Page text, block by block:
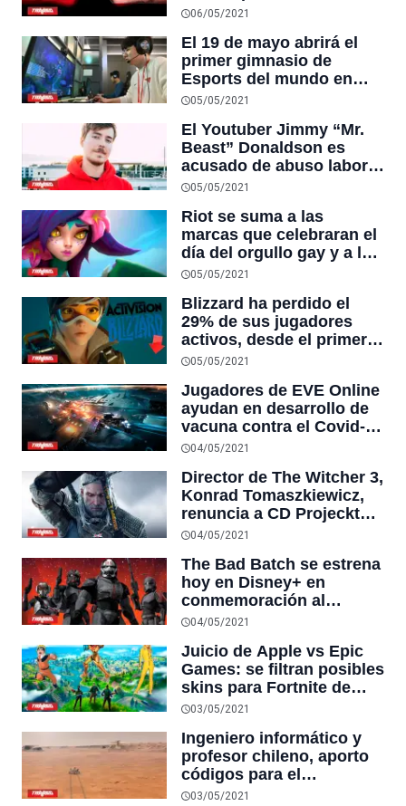
participación en Riot
06/05/2021
El 19 de mayo abrirá el
primer gimnasio de
Esports del mundo en
Tokio
05/05/2021
El Youtuber Jimmy “Mr.
Beast” Donaldson es
acusado de abuso laboral
y bulling por sus antiguos
05/05/2021
Riot se suma a las
marcas que celebraran el
día del orgullo gay y a la
comunidad LGTBI+
05/05/2021
Blizzard ha perdido el
29% de sus jugadores
activos, desde el primer
trimestre de 2018, a el
en 2021
05/05/2021
Jugadores de EVE Online
ayudan en desarrollo de
vacuna contra el Covid-
19, aportando el
investigación
04/05/2021
Director de The Witcher 3,
Konrad Tomaszkiewicz,
renuncia a CD Projeckt
Red por acusaciones de
04/05/2021
The Bad Batch se estrena
hoy en Disney+ en
conmemoración al
#StarWarsDay
04/05/2021
Juicio de Apple vs Epic
Games: se filtran posibles
skins para Fortnite de
Naruto, Samus, Kill Bill y
03/05/2021
Ingeniero informático y
profesor chileno, aporto
códigos para el
helicóptero Ingenuity en
03/05/2021